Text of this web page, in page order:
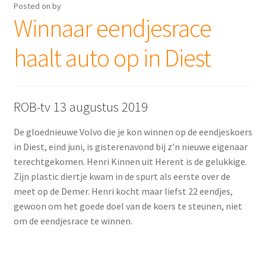
Posted on by
Winnaar eendjesrace
haalt auto op in Diest
ROB-tv 13 augustus 2019
De gloednieuwe Volvo die je kon winnen op de eendjeskoers
in Diest, eind juni, is gisterenavond bij z’n nieuwe eigenaar
terechtgekomen. Henri Kinnen uit Herent is de gelukkige.
Zijn plastic diertje kwam in de spurt als eerste over de
meet op de Demer. Henri kocht maar liefst 22 eendjes,
gewoon om het goede doel van de koers te steunen, niet
om de eendjesrace te winnen.